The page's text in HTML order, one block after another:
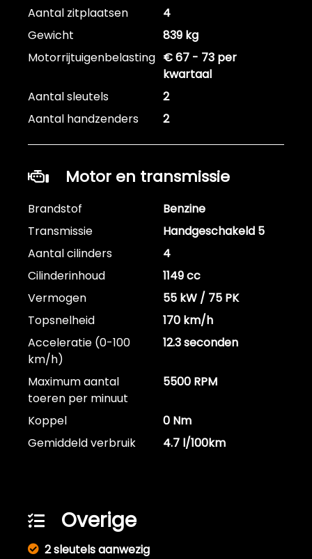
Aantal zitplaatsen
4
Gewicht
839 kg
Motorrijtuigenbelasting € 67 - 73 per
kwartaal
Aantal sleutels
2
Aantal handzenders
2
Motor en transmissie
Brandstof
Benzine
Transmissie
Handgeschakeld 5
Aantal cilinders
4
Cilinderinhoud
1149 cc
Vermogen
55 kW / 75 PK
Topsnelheid
170 km/h
Acceleratie (0-100
km/h)
12.3 seconden
Maximum aantal
toeren per minuut
5500 RPM
Koppel
0 Nm
Gemiddeld verbruik
4.7 l/100km
Overige
2 sleutels aanwezig